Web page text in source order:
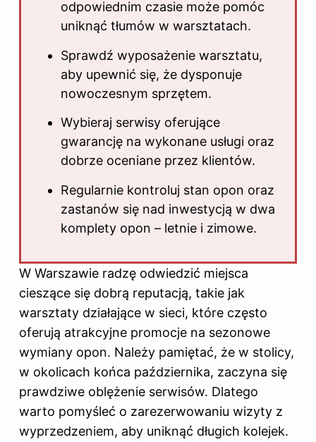
odpowiednim czasie może pomóc
uniknąć tłumów w warsztatach.
Sprawdź wyposażenie warsztatu,
aby upewnić się, że dysponuje
nowoczesnym sprzętem.
Wybieraj serwisy oferujące
gwarancję na wykonane usługi oraz
dobrze oceniane przez klientów.
Regularnie kontroluj stan opon oraz
zastanów się nad inwestycją w dwa
komplety opon – letnie i zimowe.
W Warszawie radzę odwiedzić miejsca
cieszące się dobrą reputacją, takie jak
warsztaty działające w sieci, które często
oferują atrakcyjne promocje na sezonowe
wymiany opon. Należy pamiętać, że w stolicy,
w okolicach końca października, zaczyna się
prawdziwe oblężenie serwisów. Dlatego
warto pomyśleć o zarezerwowaniu wizyty z
wyprzedzeniem, aby uniknąć długich kolejek.